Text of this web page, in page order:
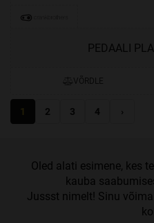
PEDAALI
VÕRDLE
Oled alati esimene, kes
kauba
Jussst nimelt! Sinu